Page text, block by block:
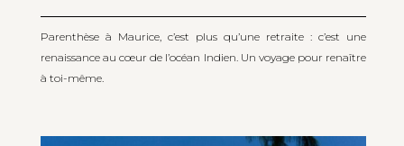
Parenthèse à Maurice, c’est plus qu’une retraite : c’est une
renaissance au cœur de l’océan Indien. Un voyage pour renaître
à toi-même.